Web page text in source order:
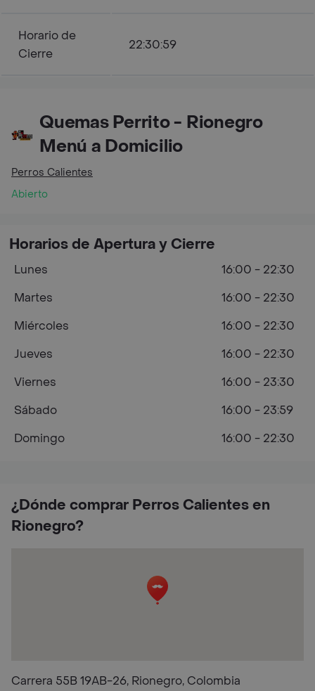
Horario de
Cierre
22:30:59
Quemas Perrito - Rionegro
Menú a Domicilio
Perros Calientes
Abierto
¿Dónde comprar Perros Calientes en
Rionegro?
Carrera 55B 19AB-26, Rionegro, Colombia
Horarios de Apertura y Cierre
Lunes
16:00 - 22:30
Martes
16:00 - 22:30
Miércoles
16:00 - 22:30
Jueves
16:00 - 22:30
Viernes
16:00 - 23:30
Sábado
16:00 - 23:59
Domingo
16:00 - 22:30